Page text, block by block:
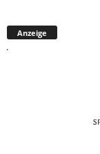
Anzeige